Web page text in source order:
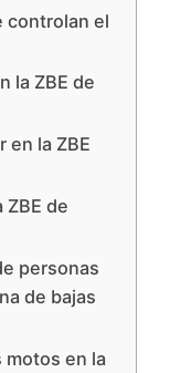
controlan el
la ZBE de
en la ZBE
de
personas
de bajas
motos en la